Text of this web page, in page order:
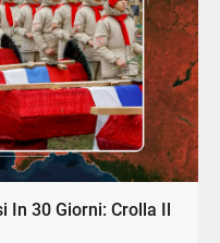
In 30 Giorni: Crolla Il